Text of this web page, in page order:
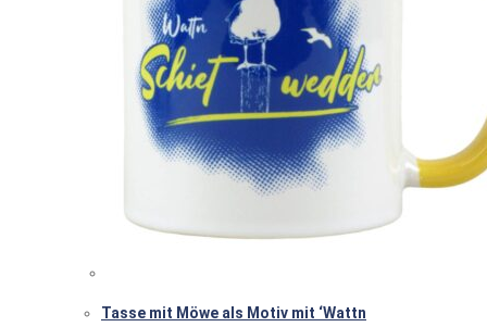
Tasse mit Möwe als Motiv mit ‘Wattn